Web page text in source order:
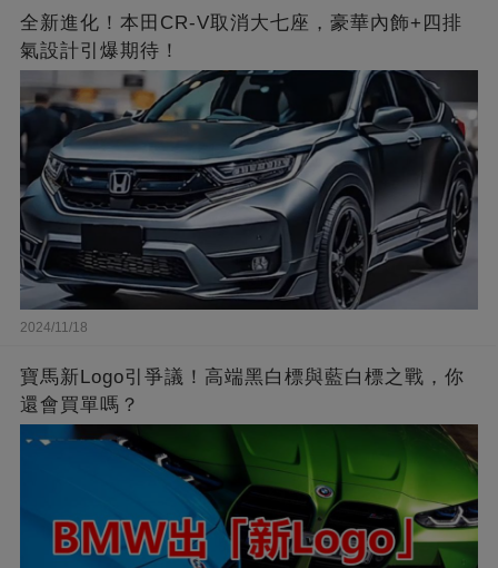
全新進化！本田CR-V取消大七座，豪華內飾+四排
氣設計引爆期待！
2024/11/18
寶馬新Logo引爭議！高端黑白標與藍白標之戰，你
還會買單嗎？